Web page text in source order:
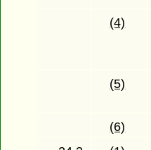
(4)
(5)
(6)